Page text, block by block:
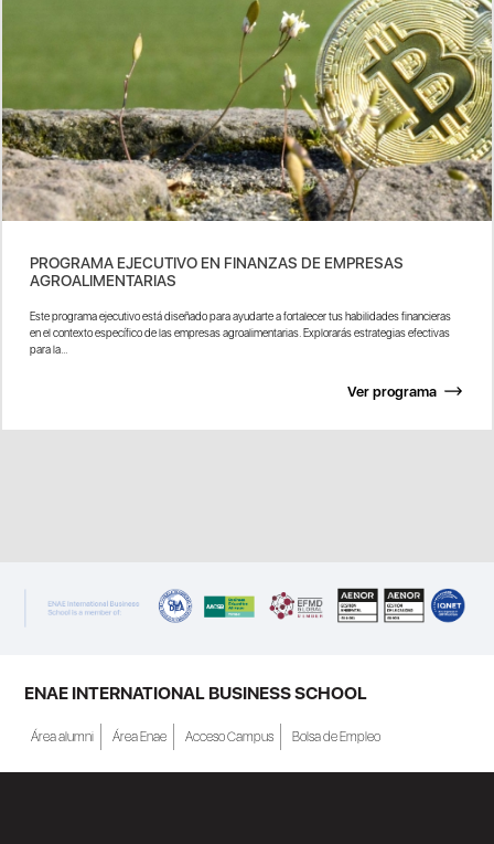
PROGRAMA EJECUTIVO EN FINANZAS DE EMPRESAS
AGROALIMENTARIAS
Este programa ejecutivo está diseñado para ayudarte a fortalecer tus habilidades financieras
en el contexto específico de las empresas agroalimentarias. Explorarás estrategias efectivas
para la...
Ver programa
ENAE INTERNATIONAL BUSINESS SCHOOL
Área alumni Área Enae Acceso Campus Bolsa de Empleo